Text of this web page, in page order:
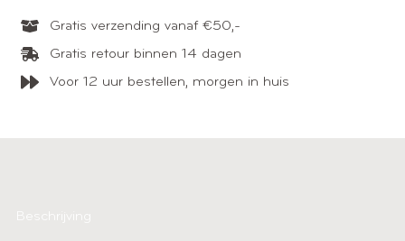
Gratis verzending vanaf €50,-
Gratis retour binnen 14 dagen
Voor 12 uur bestellen, morgen in huis
Beschrijving